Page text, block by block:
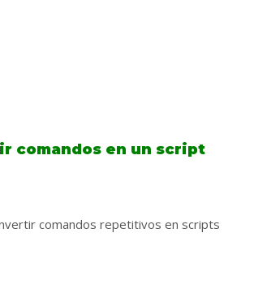
comandos en un script
comandos repetitivos en scripts